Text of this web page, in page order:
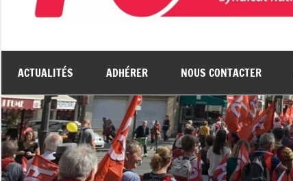
ACTUALITÉS ADHÉRER NOUS CONTACTER